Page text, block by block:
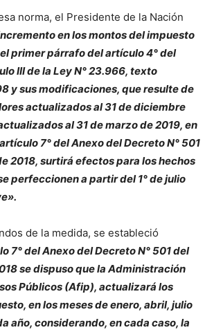
norma, el Presidente de la Nación
en los montos del impuesto
primer párrafo del artículo 4° del
III de la Ley N° 23.966, texto
y sus modificaciones, que resulte de
actualizados al 31 de diciembre
al 31 de marzo de 2019, en
7° del Anexo del Decreto N° 501
2018, surtirá efectos para los hechos
perfeccionen a partir del 1° de julio
de la medida, se estableció
7° del Anexo del Decreto N° 501 del
se dispuso que la Administración
Públicos (Afip), actualizará los
en los meses de enero, abril, julio
año, considerando, en cada caso, la